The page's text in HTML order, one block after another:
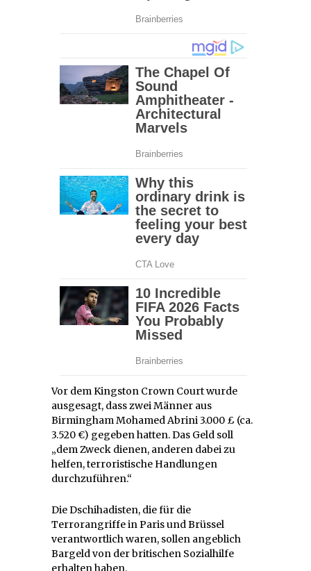
Vor dem Kingston Crown Court wurde
ausgesagt, dass zwei Männer aus
Birmingham Mohamed Abrini 3.000 £ (ca.
3.520 €) gegeben hatten. Das Geld soll
„dem Zweck dienen, anderen dabei zu
helfen, terroristische Handlungen
durchzuführen.“
Die Dschihadisten, die für die
Terrorangriffe in Paris und Brüssel
verantwortlich waren, sollen angeblich
Bargeld von der britischen Sozialhilfe
erhalten haben.